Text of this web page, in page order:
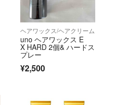
ヘアワックス/ヘアクリーム
uno ヘアワックス E
X HARD 2個& ハードス
プレー
¥2,500